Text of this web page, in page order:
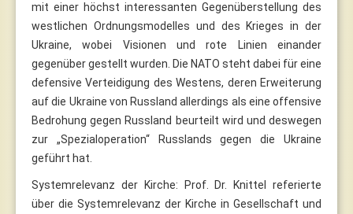
mit einer höchst interessanten Gegenüberstellung des
westlichen Ordnungsmodelles und des Krieges in der
Ukraine, wobei Visionen und rote Linien einander
gegenüber gestellt wurden. Die NATO steht dabei für eine
defensive Verteidigung des Westens, deren Erweiterung
auf die Ukraine von Russland allerdings als eine offensive
Bedrohung gegen Russland beurteilt wird und deswegen
zur „Spezialoperation“ Russlands gegen die Ukraine
geführt hat.
Systemrelevanz der Kirche: Prof. Dr. Knittel referierte
über die Systemrelevanz der Kirche in Gesellschaft und